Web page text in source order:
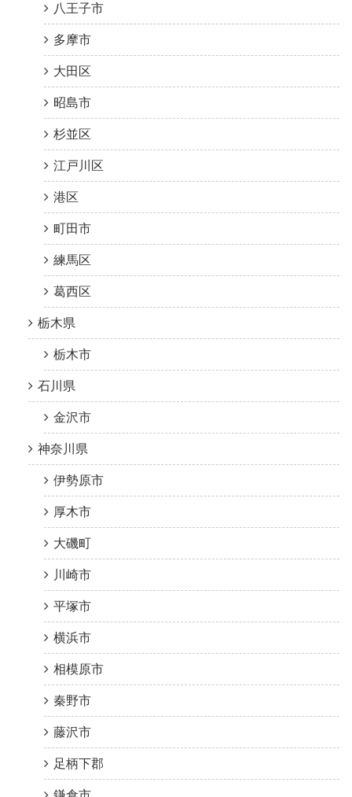
八王子市
多摩市
大田区
昭島市
杉並区
江戸川区
港区
町田市
練馬区
葛西区
栃木県
栃木市
石川県
金沢市
神奈川県
伊勢原市
厚木市
大磯町
川崎市
平塚市
横浜市
相模原市
秦野市
藤沢市
足柄下郡